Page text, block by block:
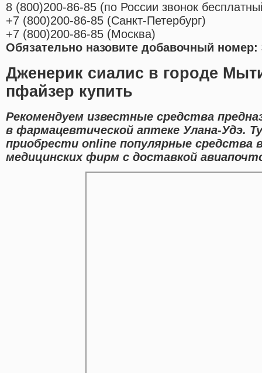
8 (800)200-86-85 (по России звонок
+7 (800)200-86-85 (Санкт-Петербург)
+7 (800)200-86-85 (Москва)
Обязательно назовите добавочный номер:
Дженерик сиалис в городе
пфайзер купить
Рекомендуем известные средства
в фармацевтической аптеке Улана-Удэ.
приобрести online популярные средства
медицинских фирм с доставкой